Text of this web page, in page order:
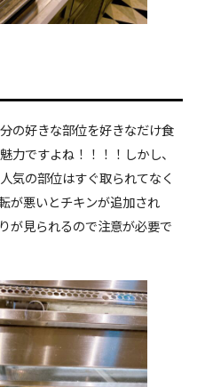
の好きな部位を好きなだけ食
力ですよね！！！！しかし、
気の部位はすぐ取られてなく
が悪いとチキンが追加され
が見られるので注意が必要で